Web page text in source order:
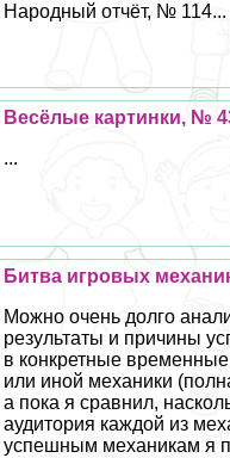
Народный отчёт, № 114...
Весёлые картинки, №
...
Битва игровых
Можно очень долго
результаты и причины
в конкретные
или иной механики
а пока я сравнил,
аудитория каждой из
успешным механикам я